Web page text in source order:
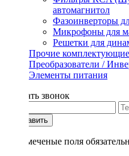
автомагнитол
Фазоинверторы
Микрофоны для
Решетки для
Прочие
Преобразователи /
Элементы питания
Заказать звонок
Отправить
* - отмеченые поля